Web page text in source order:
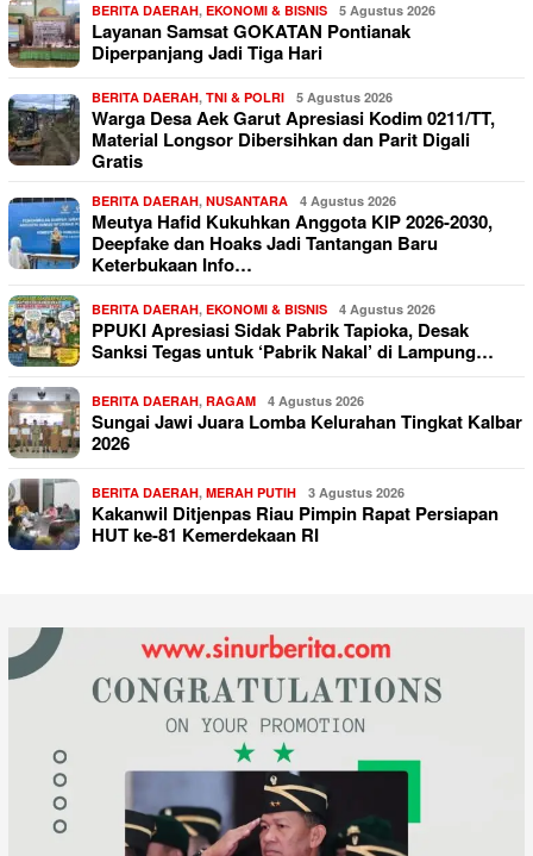
BERITA DAERAH, EKONOMI & BISNIS 5 Agustus 2026
Layanan Samsat GOKATAN Pontianak
Diperpanjang Jadi Tiga Hari
BERITA DAERAH, TNI & POLRI 5 Agustus 2026
Warga Desa Aek Garut Apresiasi Kodim 0211/TT,
Material Longsor Dibersihkan dan Parit Digali
Gratis
BERITA DAERAH, NUSANTARA 4 Agustus 2026
Meutya Hafid Kukuhkan Anggota KIP 2026-2030,
Deepfake dan Hoaks Jadi Tantangan Baru
Keterbukaan Info…
BERITA DAERAH, EKONOMI & BISNIS 4 Agustus 2026
PPUKI Apresiasi Sidak Pabrik Tapioka, Desak
Sanksi Tegas untuk ‘Pabrik Nakal’ di Lampung…
BERITA DAERAH, RAGAM 4 Agustus 2026
Sungai Jawi Juara Lomba Kelurahan Tingkat Kalbar
2026
BERITA DAERAH, MERAH PUTIH 3 Agustus 2026
Kakanwil Ditjenpas Riau Pimpin Rapat Persiapan
HUT ke-81 Kemerdekaan RI